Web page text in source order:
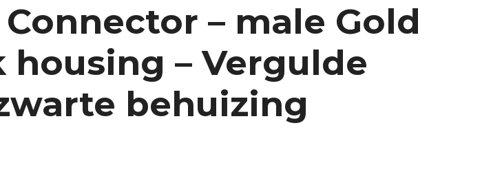
Connector – male Gold
housing – Vergulde
behuizing